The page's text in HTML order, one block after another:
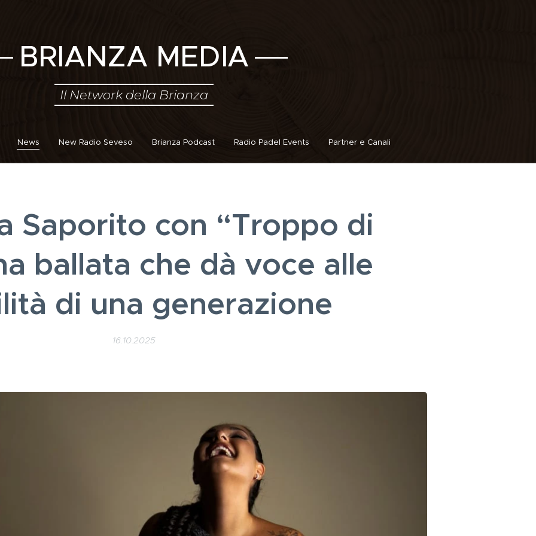
BRIANZA MEDIA
Il Network della Brianza
News New Radio Seveso Brianza Podcast Radio Padel Events Partner e Canali
Saporito con “Troppo di
ballata che dà voce alle
di una generazione
16.10.2025